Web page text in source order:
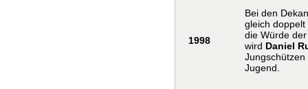
1998
Bei den
gleich
die Würde
wird Daniel
Jugend.